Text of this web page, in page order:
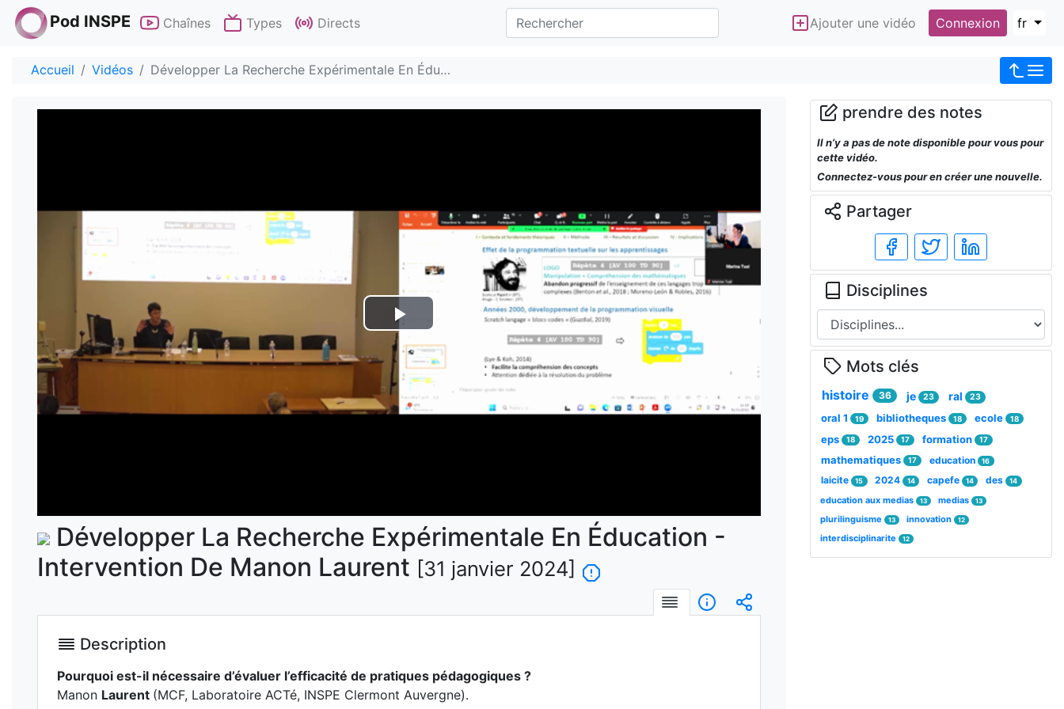
Pod INSPE Chaînes Types Directs Ajouter une vidéo Connexion fr
Accueil Vidéos Développer La Recherche Expérimentale En Édu…
Lire
la
vidéo
Développer La Recherche Expérimentale En Éducation -
Intervention De Manon Laurent [31 janvier 2024]
DescriptionInformations
Description
Pourquoi est-il nécessaire d’évaluer l’efficacité de pratiques pédagogiques ?
Manon Laurent (MCF, Laboratoire ACTé, INSPE Clermont Auvergne).
prendre des notes
Il n’y a pas de note disponible pour vous pour
cette vidéo.
Connectez-vous pour en créer une nouvelle.
Partager
Disciplines
Mots clés
histoire 36 je 23 ral 23
oral 1 19 bibliotheques 18 ecole 18
eps 18 2025 17 formation 17
mathematiques 17 education 16
laicite 15 2024 14 capefe 14 des 14
education aux medias 13 medias 13
plurilinguisme 13 innovation 12
interdisciplinarite 12